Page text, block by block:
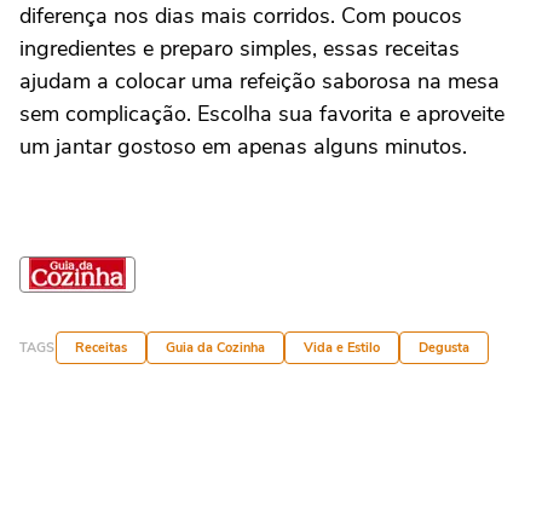
diferença nos dias mais corridos. Com poucos
ingredientes e preparo simples, essas receitas
ajudam a colocar uma refeição saborosa na mesa
sem complicação. Escolha sua favorita e aproveite
um jantar gostoso em apenas alguns minutos.
TAGS Receitas Guia da Cozinha Vida e Estilo Degusta